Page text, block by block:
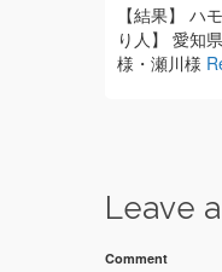
【結果】 ハ
り人】 愛知
様・瀬川様
Leave
Comment